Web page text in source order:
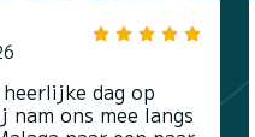
dag op
ons mee langs